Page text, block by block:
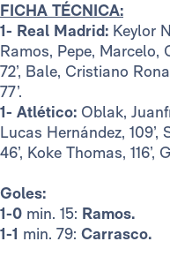
FICHA TÉCNICA:
1- Real Madrid: Keylor
Ramos, Pepe, Marcelo,
72’, Bale, Cristiano
77’.
1- Atlético: Oblak,
Lucas Hernández,
46’, Koke Thomas,
Goles:
1-0 min. 15: Ramos.
1-1 min. 79: Carrasco.